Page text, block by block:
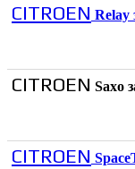
CITROEN Relay
CITROEN Saxo
CITROEN